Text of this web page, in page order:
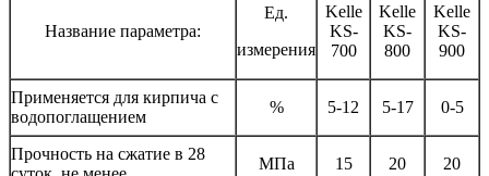
Название параметра:
Ед.
измерения
Kelle
KS-
700
Kelle
KS-
800
Kelle
KS-
900
Применяется для кирпича с
водопоглащением
% 5-12 5-17 0-5
Прочность на сжатие в 28
МПа 15 20 20